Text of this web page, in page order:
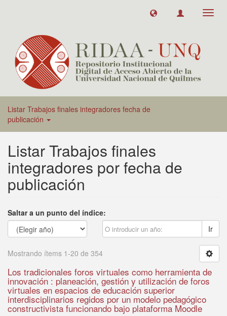
Listar Trabajos finales integradores fecha de
publicación
Listar Trabajos finales
integradores por fecha de
publicación
Saltar a un punto del índice:
Ir
Mostrando ítems 1-20 de 354
Los tradicionales foros virtuales como herramienta de
innovación : planeación, gestión y utilización de foros
virtuales en espacios de educación superior
interdisciplinarios regidos por un modelo pedagógico
constructivista funcionando bajo plataforma Moodle